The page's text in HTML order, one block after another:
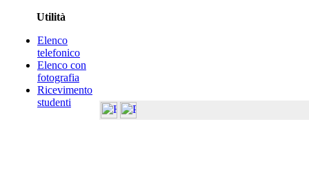
Utilità
Elenco
telefonico
Elenco con
fotografia
Ricevimento
studenti